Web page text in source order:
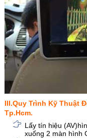
III.Quy Trình Kỹ Thuật
Tp.Hcm.
Lấy tín hiệu
xuống 2 màn hình